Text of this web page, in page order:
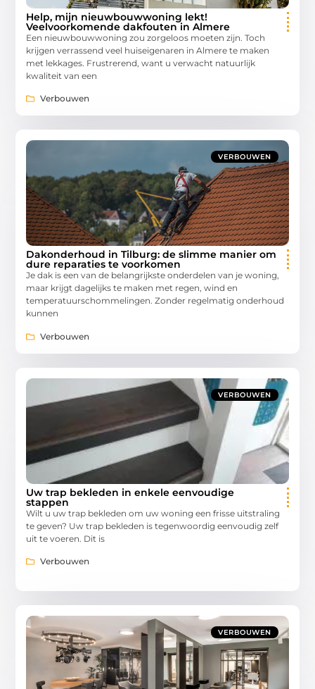
Help, mijn nieuwbouwwoning lekt!
Veelvoorkomende dakfouten in Almere
Een nieuwbouwwoning zou zorgeloos moeten zijn. Toch
krijgen verrassend veel huiseigenaren in Almere te maken
met lekkages. Frustrerend, want u verwacht natuurlijk
kwaliteit van een
Verbouwen
VERBOUWEN
Dakonderhoud in Tilburg: de slimme manier om
dure reparaties te voorkomen
Je dak is een van de belangrijkste onderdelen van je woning,
maar krijgt dagelijks te maken met regen, wind en
temperatuurschommelingen. Zonder regelmatig onderhoud
kunnen
Verbouwen
VERBOUWEN
Uw trap bekleden in enkele eenvoudige
stappen
Wilt u uw trap bekleden om uw woning een frisse uitstraling
te geven? Uw trap bekleden is tegenwoordig eenvoudig zelf
uit te voeren. Dit is
Verbouwen
VERBOUWEN